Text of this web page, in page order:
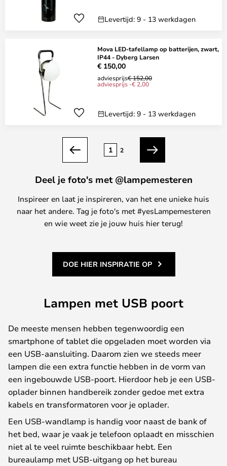
Levertijd: 9 - 13 werkdagen
Mova LED-tafellamp op batterijen, zwart,
IP44 - Dyberg Larsen
€ 150,00
adviesprijs€ 152,00
adviesprijs -€ 2,00
Levertijd: 9 - 13 werkdagen
Vorige
1 2
Volgende
Deel je foto's met @lampemesteren
Inspireer en laat je inspireren, van het ene unieke huis
naar het andere. Tag je foto's met #yesLampemesteren
en wie weet zie je jouw huis hier terug!
DOE HIER INSPIRATIE OP
Lampen met USB poort
De meeste mensen hebben tegenwoordig een
smartphone of tablet die opgeladen moet worden via
een USB-aansluiting. Daarom zien we steeds meer
lampen die een extra functie hebben in de vorm van
een ingebouwde USB-poort. Hierdoor heb je een USB-
oplader binnen handbereik zonder gedoe met extra
kabels en transformatoren voor je oplader.
Een USB-wandlamp is handig voor naast de bank of
het bed, waar je vaak je telefoon oplaadt en misschien
niet al te veel ruimte beschikbaar hebt. Een
bureaulamp met USB-uitgang op het bureau